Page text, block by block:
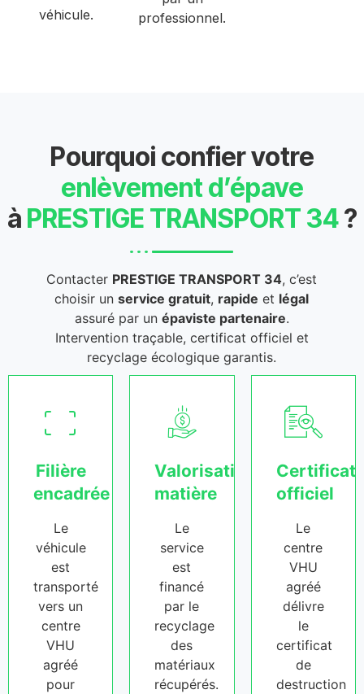
véhicule.
professionnel.
Pourquoi confier votre
enlèvement d’épave
à PRESTIGE TRANSPORT 34?
Contacter PRESTIGE TRANSPORT 34, c’est
choisir unservice gratuit, rapide et légal
assuré par un épaviste partenaire.
Intervention traçable, certificat officiel et
recyclage écologique garantis.
Filière
encadrée
Le
véhicule
est
transporté
vers un
centre
VHU
agréé
pour
Valorisation
matière
Le
service
est
financé
par le
recyclage
des
matériaux
récupérés.
Certificat
officiel
Le
centre
VHU
agréé
délivre
le
certificat
de
destruction